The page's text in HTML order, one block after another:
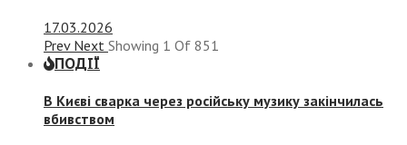
17.03.2026
Prev Next Showing 1 Of 851
ПОДІЇ
В Києві сварка через російську музику закінчилась
вбивством